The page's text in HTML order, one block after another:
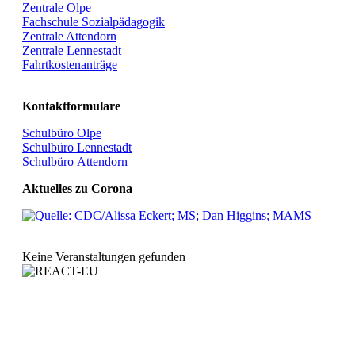
Zentrale Olpe
Fachschule Sozialpädagogik
Zentrale Attendorn
Zentrale Lennestadt
Fahrtkostenanträge
Kontaktformulare
Schulbüro Olpe
Schulbüro Lennestadt
Schulbüro Attendorn
Aktuelles zu Corona
Keine Veranstaltungen gefunden